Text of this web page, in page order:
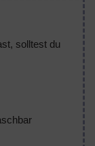
solltest du